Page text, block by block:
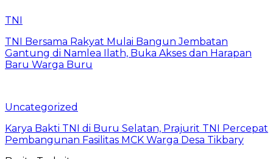
TNI
TNI Bersama Rakyat Mulai Bangun Jembatan
Gantung di Namlea Ilath, Buka Akses dan Harapan
Baru Warga Buru
Uncategorized
Karya Bakti TNI di Buru Selatan, Prajurit TNI Percepat
Pembangunan Fasilitas MCK Warga Desa Tikbary